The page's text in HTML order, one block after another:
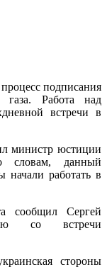
подписания
газа. Работа над
встречи в
министр юстиции
данный
начали работать в
сообщил Сергей
со встречи
стороны